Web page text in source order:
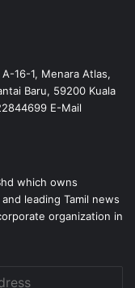
16-1, Menara Atlas,
Baru, 59200 Kuala
E-Mail
which owns
leading Tamil news
organization in